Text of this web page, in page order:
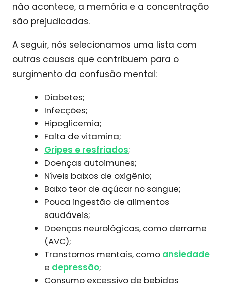
não acontece, a memória e a concentração
são prejudicadas.
A seguir, nós selecionamos uma lista com
outras causas que contribuem para o
surgimento da confusão mental:
Diabetes;
Infecções;
Hipoglicemia;
Falta de vitamina;
Gripes e resfriados;
Doenças autoimunes;
Níveis baixos de oxigênio;
Baixo teor de açúcar no sangue;
Pouca ingestão de alimentos
saudáveis;
Doenças neurológicas, como derrame
(AVC);
Transtornos mentais, como ansiedade
e depressão;
Consumo excessivo de bebidas